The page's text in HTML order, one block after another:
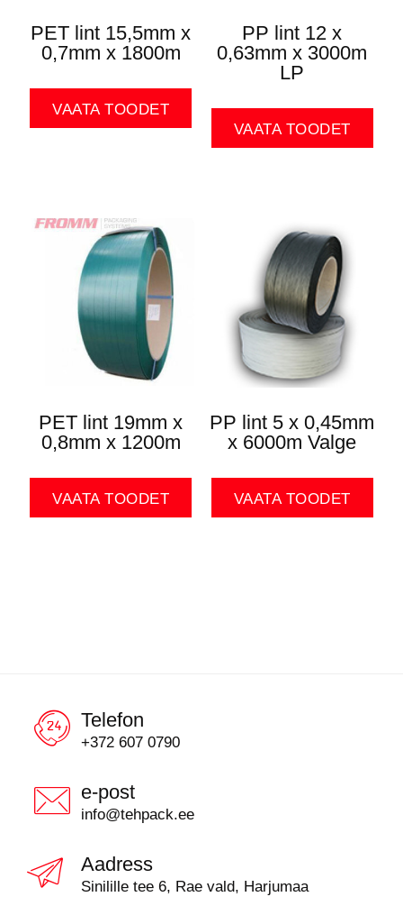
PET lint 15,5mm x
0,7mm x 1800m
VAATA TOODET
PP lint 12 x
0,63mm x 3000m
LP
VAATA TOODET
PET lint 19mm x
0,8mm x 1200m
VAATA TOODET
PP lint 5 x 0,45mm
x 6000m Valge
VAATA TOODET
Telefon
+372 607 0790
e-post
info@tehpack.ee
Aadress
Sinilille tee 6, Rae vald, Harjumaa